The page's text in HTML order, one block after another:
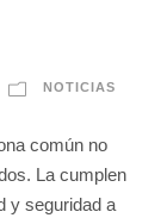
NOTICIAS
común no
La cumplen
y seguridad a